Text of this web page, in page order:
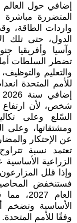
إضافي حول
المتضررة
واردات الطاقة،
الدول، حتى تلك
وآسيا وأفريقيا
تضطر السلطات أما
والتعليم
شخص، لأن ارتفاع
السّلع وعلى
ومشتقاتها، وعلى
عن الإحتكار
الزراعية
وإذا قلل
العام
الأساسية وتضخم
وفقًا للأمم المتحدة.